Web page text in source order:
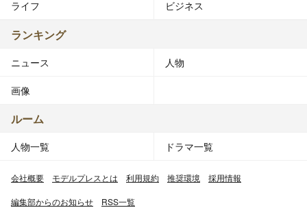
ライフ ビジネス
ランキング
ニュース 人物
画像
ルーム
人物一覧 ドラマ一覧
会社概要 モデルプレスとは 利用規約 推奨環境 採用情報
編集部からのお知らせ RSS一覧